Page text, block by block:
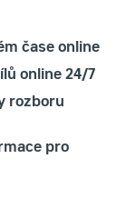
čase online
online 24/7
rozboru
pro